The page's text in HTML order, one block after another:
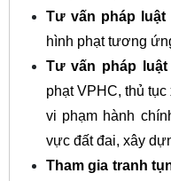
Tư vấn pháp
hình phạt tương
Tư vấn pháp
phạt VPHC, thủ
vi phạm hành
vực đất đai, xây
Tham gia tranh